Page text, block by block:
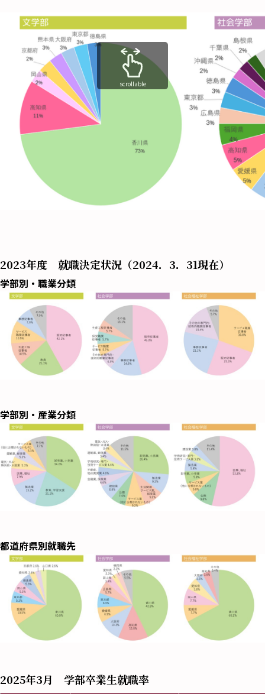
scrollable
2023年度 就職決定状況（2024．3．31現在）
学部別・職業分類
学部別・産業分類
都道府県別就職先
2025年3月 学部卒業生就職率